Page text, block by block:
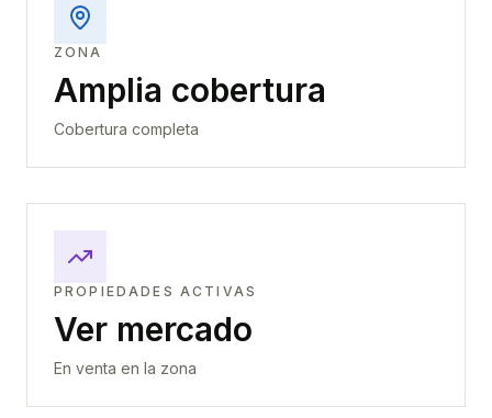
ZONA
Amplia cobertura
Cobertura completa
PROPIEDADES ACTIVAS
Ver mercado
En venta en la zona